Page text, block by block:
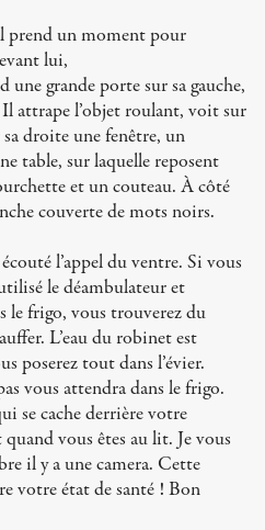
prend un moment pour
lui,
grande porte sur sa gauche,
attrape l’objet roulant, voit sur
droite une fenêtre, un
table, sur laquelle reposent
et un couteau. À côté
couverte de mots noirs.
l’appel du ventre. Si vous
le déambulateur et
le frigo, vous trouverez du
L’eau du robinet est
poserez tout dans l’évier.
vous attendra dans le frigo.
se cache derrière votre
vous êtes au lit. Je vous
il y a une camera. Cette
votre état de santé ! Bon